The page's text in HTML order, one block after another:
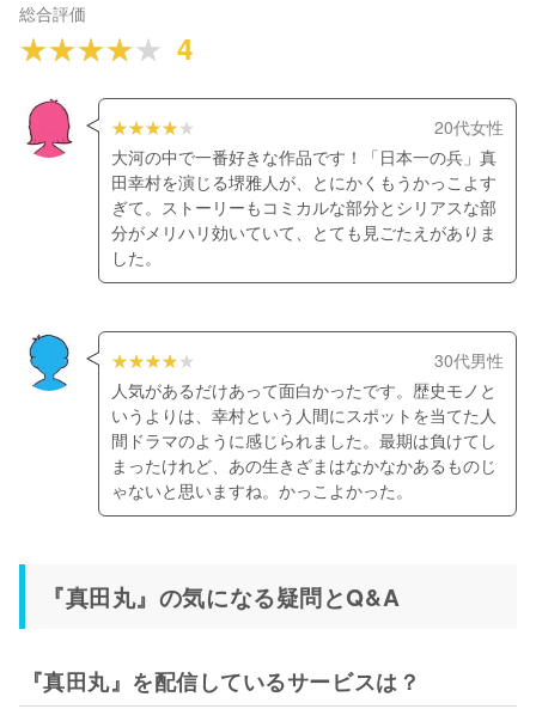
総合評価
4
20代女性
大河の中で一番好きな作品です！「日本一の兵」真
田幸村を演じる堺雅人が、とにかくもうかっこよす
ぎて。ストーリーもコミカルな部分とシリアスな部
分がメリハリ効いていて、とても見ごたえがありま
した。
30代男性
人気があるだけあって面白かったです。歴史モノと
いうよりは、幸村という人間にスポットを当てた人
間ドラマのように感じられました。最期は負けてし
まったけれど、あの生きざまはなかなかあるものじ
ゃないと思いますね。かっこよかった。
『真田丸』の気になる疑問とQ&A
『真田丸』を配信しているサービスは？